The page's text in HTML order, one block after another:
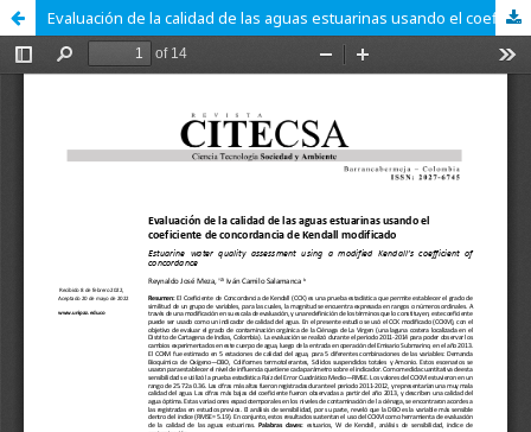
Evaluación de la calidad de las aguas estuarinas usando el coeficiente de concordancia de Kendall modificado